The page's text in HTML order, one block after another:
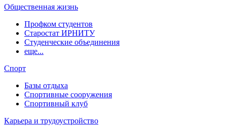
Общественная жизнь
Профком студентов
Старостат ИРНИТУ
Студенческие объединения
еще...
Спорт
Базы отдыха
Спортивные сооружения
Спортивный клуб
Карьера и трудоустройство